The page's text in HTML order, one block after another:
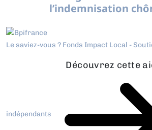
l’indemnisation
Le saviez-vous ? Fonds Impact Local -
indépendants
Découvrez cette